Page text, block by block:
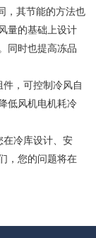
，其节能的方法也
量的基础上设计
同时也提高冻品
，可控制冷风自
低风机电机耗冷
在冷库设计、安
，您的问题将在